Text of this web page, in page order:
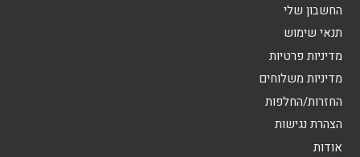
החשבון שלי
תנאי שימוש
מדיניות פרטיות
מדיניות משלוחים
החזרות/החלפות
הצהרת נגישות
אודות